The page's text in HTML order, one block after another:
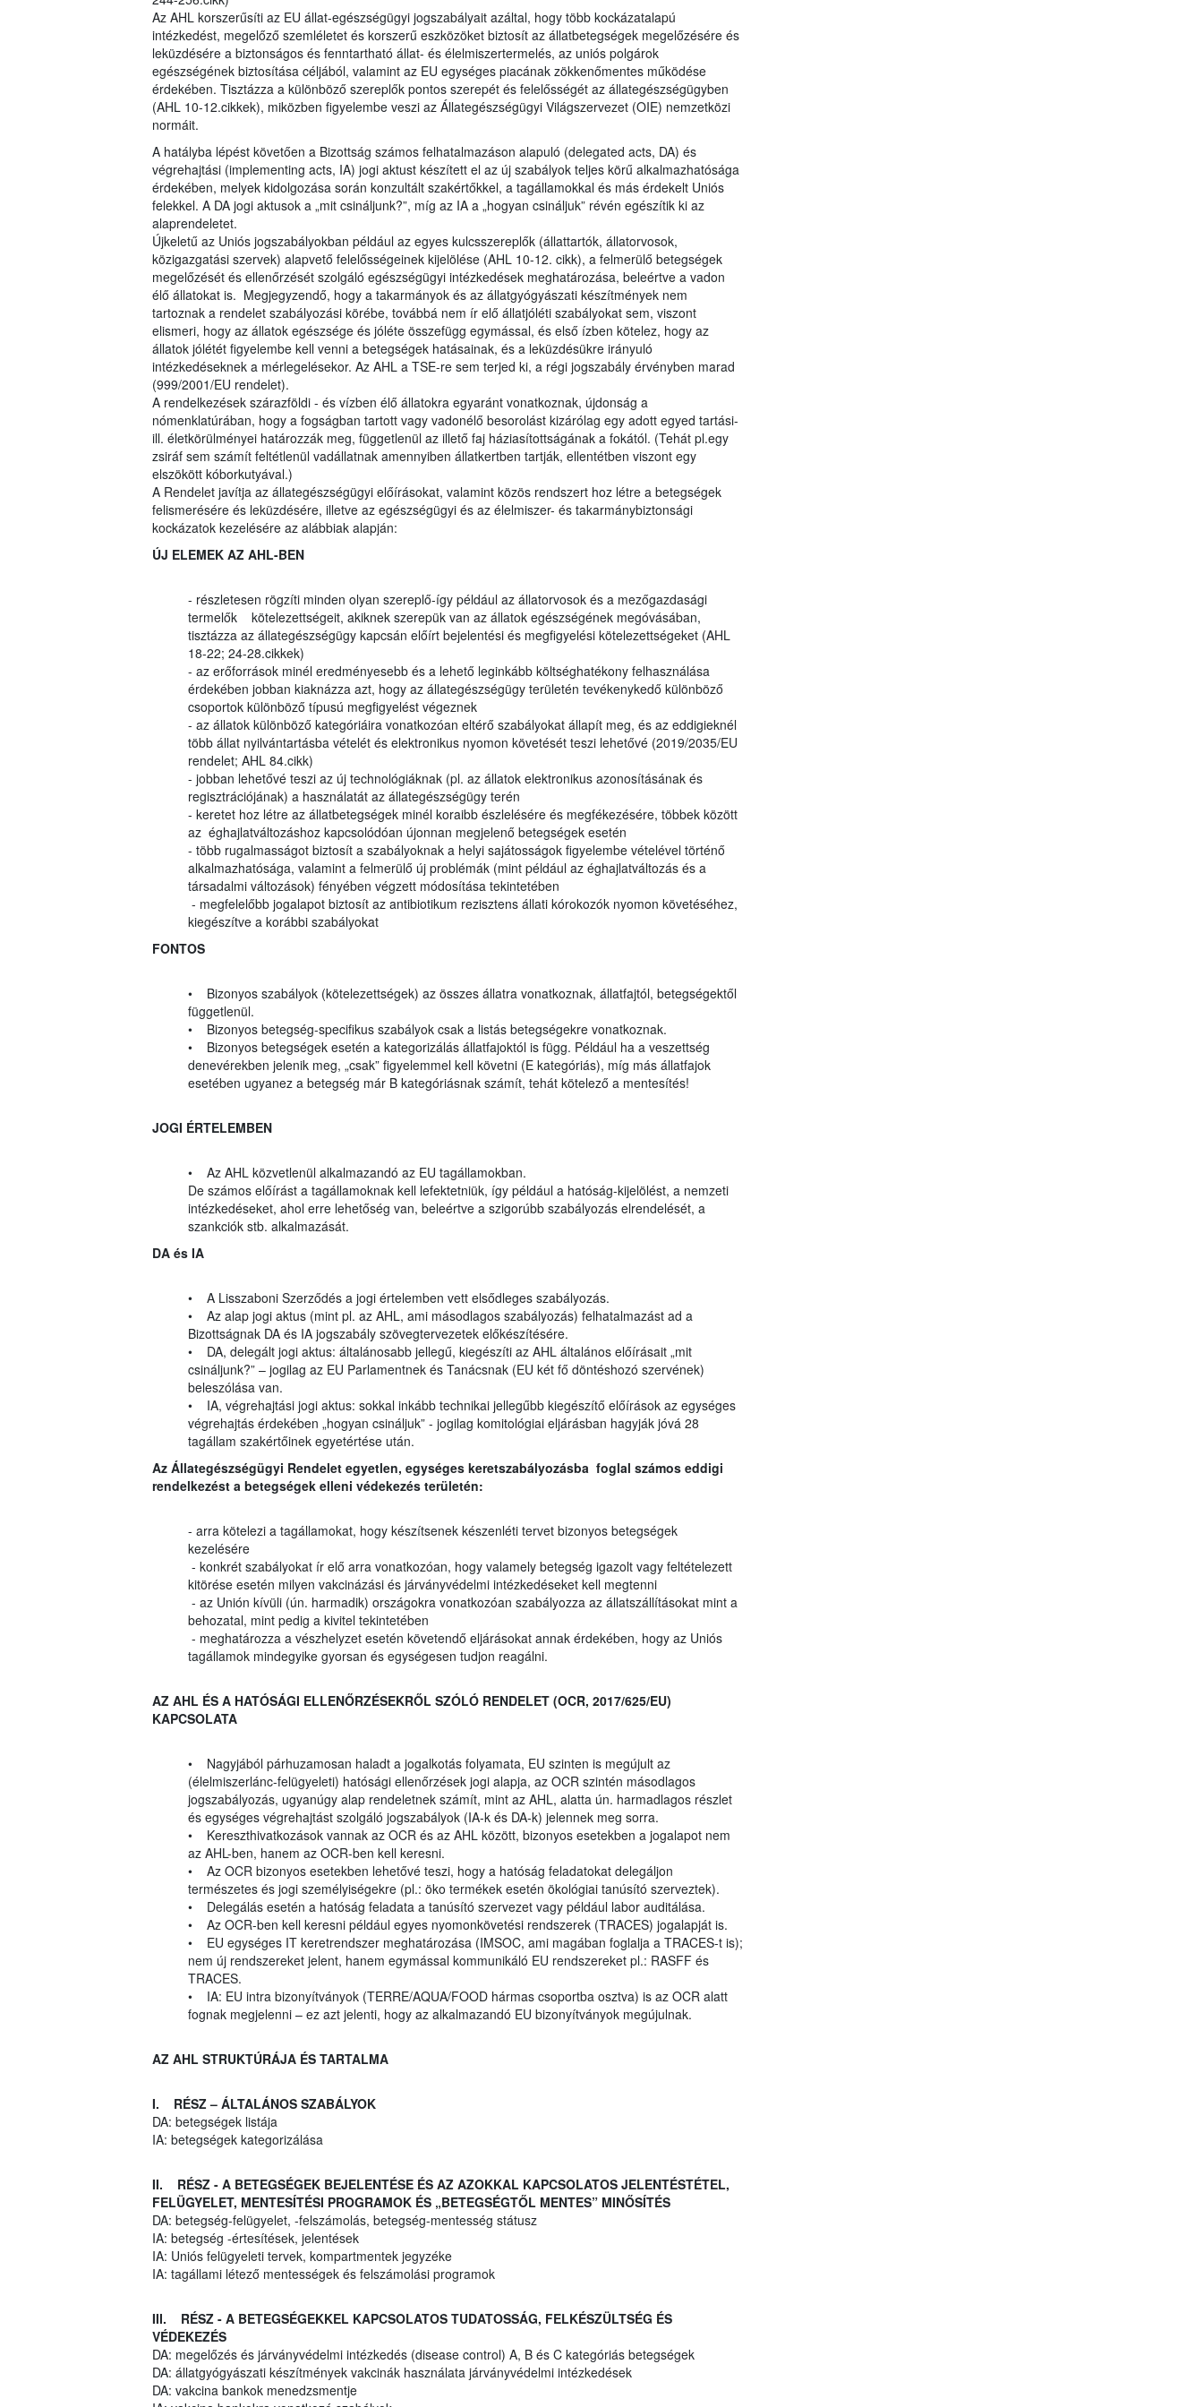
Az AHL korszerűsíti az EU állat-egészségügyi jogszabályait azáltal, hogy több kockázatalapú
intézkedést, megelőző szemléletet és korszerű eszközöket biztosít az állatbetegségek megelőzésére és
leküzdésére a biztonságos és fenntartható állat- és élelmiszertermelés, az uniós polgárok
egészségének biztosítása céljából, valamint az EU egységes piacának zökkenőmentes működése
érdekében. Tisztázza a különböző szereplők pontos szerepét és felelősségét az állategészségügyben
(AHL 10-12.cikkek), miközben figyelembe veszi az Állategészségügyi Világszervezet (OIE) nemzetközi
normáit.
A hatályba lépést követően a Bizottság számos felhatalmazáson alapuló (delegated acts, DA) és
végrehajtási (implementing acts, IA) jogi aktust készített el az új szabályok teljes körű alkalmazhatósága
érdekében, melyek kidolgozása során konzultált szakértőkkel, a tagállamokkal és más érdekelt Uniós
felekkel. A DA jogi aktusok a „mit csináljunk?”, míg az IA a „hogyan csináljuk” révén egészítik ki az
alaprendeletet.
Újkeletű az Uniós jogszabályokban például az egyes kulcsszereplők (állattartók, állatorvosok,
közigazgatási szervek) alapvető felelősségeinek kijelölése (AHL 10-12. cikk), a felmerülő betegségek
megelőzését és ellenőrzését szolgáló egészségügyi intézkedések meghatározása, beleértve a vadon
élő állatokat is. Megjegyzendő, hogy a takarmányok és az állatgyógyászati készítmények nem
tartoznak a rendelet szabályozási körébe, továbbá nem ír elő állatjóléti szabályokat sem, viszont
elismeri, hogy az állatok egészsége és jóléte összefügg egymással, és első ízben kötelez, hogy az
állatok jólétét figyelembe kell venni a betegségek hatásainak, és a leküzdésükre irányuló
intézkedéseknek a mérlegelésekor. Az AHL a TSE-re sem terjed ki, a régi jogszabály érvényben marad
(999/2001/EU rendelet).
A rendelkezések szárazföldi - és vízben élő állatokra egyaránt vonatkoznak, újdonság a
nómenklatúrában, hogy a fogságban tartott vagy vadonélő besorolást kizárólag egy adott egyed tartási-
ill. életkörülményei határozzák meg, függetlenül az illető faj háziasítottságának a fokától. (Tehát pl.egy
zsiráf sem számít feltétlenül vadállatnak amennyiben állatkertben tartják, ellentétben viszont egy
elszökött kóborkutyával.)
A Rendelet javítja az állategészségügyi előírásokat, valamint közös rendszert hoz létre a betegségek
felismerésére és leküzdésére, illetve az egészségügyi és az élelmiszer- és takarmánybiztonsági
kockázatok kezelésére az alábbiak alapján:
ÚJ ELEMEK AZ AHL-BEN
- részletesen rögzíti minden olyan szereplő-így például az állatorvosok és a mezőgazdasági
termelők kötelezettségeit, akiknek szerepük van az állatok egészségének megóvásában,
tisztázza az állategészségügy kapcsán előírt bejelentési és megfigyelési kötelezettségeket (AHL
18-22; 24-28.cikkek)
- az erőforrások minél eredményesebb és a lehető leginkább költséghatékony felhasználása
érdekében jobban kiaknázza azt, hogy az állategészségügy területén tevékenykedő különböző
csoportok különböző típusú megfigyelést végeznek
- az állatok különböző kategóriáira vonatkozóan eltérő szabályokat állapít meg, és az eddigieknél
több állat nyilvántartásba vételét és elektronikus nyomon követését teszi lehetővé (2019/2035/EU
rendelet; AHL 84.cikk)
- jobban lehetővé teszi az új technológiáknak (pl. az állatok elektronikus azonosításának és
regisztrációjának) a használatát az állategészségügy terén
- keretet hoz létre az állatbetegségek minél koraibb észlelésére és megfékezésére, többek között
az éghajlatváltozáshoz kapcsolódóan újonnan megjelenő betegségek esetén
- több rugalmasságot biztosít a szabályoknak a helyi sajátosságok figyelembe vételével történő
alkalmazhatósága, valamint a felmerülő új problémák (mint például az éghajlatváltozás és a
társadalmi változások) fényében végzett módosítása tekintetében
- megfelelőbb jogalapot biztosít az antibiotikum rezisztens állati kórokozók nyomon követéséhez,
kiegészítve a korábbi szabályokat
FONTOS
• Bizonyos szabályok (kötelezettségek) az összes állatra vonatkoznak, állatfajtól, betegségektől
függetlenül.
• Bizonyos betegség-specifikus szabályok csak a listás betegségekre vonatkoznak.
• Bizonyos betegségek esetén a kategorizálás állatfajoktól is függ. Például ha a veszettség
denevérekben jelenik meg, „csak” figyelemmel kell követni (E kategóriás), míg más állatfajok
esetében ugyanez a betegség már B kategóriásnak számít, tehát kötelező a mentesítés!
JOGI ÉRTELEMBEN
• Az AHL közvetlenül alkalmazandó az EU tagállamokban.
De számos előírást a tagállamoknak kell lefektetniük, így például a hatóság-kijelölést, a nemzeti
intézkedéseket, ahol erre lehetőség van, beleértve a szigorúbb szabályozás elrendelését, a
szankciók stb. alkalmazását.
DA és IA
• A Lisszaboni Szerződés a jogi értelemben vett elsődleges szabályozás.
• Az alap jogi aktus (mint pl. az AHL, ami másodlagos szabályozás) felhatalmazást ad a
Bizottságnak DA és IA jogszabály szövegtervezetek előkészítésére.
• DA, delegált jogi aktus: általánosabb jellegű, kiegészíti az AHL általános előírásait „mit
csináljunk?” – jogilag az EU Parlamentnek és Tanácsnak (EU két fő döntéshozó szervének)
beleszólása van.
• IA, végrehajtási jogi aktus: sokkal inkább technikai jellegűbb kiegészítő előírások az egységes
végrehajtás érdekében „hogyan csináljuk” - jogilag komitológiai eljárásban hagyják jóvá 28
tagállam szakértőinek egyetértése után.
Az Állategészségügyi Rendelet egyetlen, egységes keretszabályozásba foglal számos eddigi
rendelkezést a betegségek elleni védekezés területén:
- arra kötelezi a tagállamokat, hogy készítsenek készenléti tervet bizonyos betegségek
kezelésére
- konkrét szabályokat ír elő arra vonatkozóan, hogy valamely betegség igazolt vagy feltételezett
kitörése esetén milyen vakcinázási és járványvédelmi intézkedéseket kell megtenni
- az Unión kívüli (ún. harmadik) országokra vonatkozóan szabályozza az állatszállításokat mint a
behozatal, mint pedig a kivitel tekintetében
- meghatározza a vészhelyzet esetén követendő eljárásokat annak érdekében, hogy az Uniós
tagállamok mindegyike gyorsan és egységesen tudjon reagálni.
AZ AHL ÉS A HATÓSÁGI ELLENŐRZÉSEKRŐL SZÓLÓ RENDELET (OCR, 2017/625/EU)
KAPCSOLATA
• Nagyjából párhuzamosan haladt a jogalkotás folyamata, EU szinten is megújult az
(élelmiszerlánc-felügyeleti) hatósági ellenőrzések jogi alapja, az OCR szintén másodlagos
jogszabályozás, ugyanúgy alap rendeletnek számít, mint az AHL, alatta ún. harmadlagos részlet
és egységes végrehajtást szolgáló jogszabályok (IA-k és DA-k) jelennek meg sorra.
• Kereszthivatkozások vannak az OCR és az AHL között, bizonyos esetekben a jogalapot nem
az AHL-ben, hanem az OCR-ben kell keresni.
• Az OCR bizonyos esetekben lehetővé teszi, hogy a hatóság feladatokat delegáljon
természetes és jogi személyiségekre (pl.: öko termékek esetén ökológiai tanúsító szerveztek).
• Delegálás esetén a hatóság feladata a tanúsító szervezet vagy például labor auditálása.
• Az OCR-ben kell keresni például egyes nyomonkövetési rendszerek (TRACES) jogalapját is.
• EU egységes IT keretrendszer meghatározása (IMSOC, ami magában foglalja a TRACES-t is);
nem új rendszereket jelent, hanem egymással kommunikáló EU rendszereket pl.: RASFF és
TRACES.
• IA: EU intra bizonyítványok (TERRE/AQUA/FOOD hármas csoportba osztva) is az OCR alatt
fognak megjelenni – ez azt jelenti, hogy az alkalmazandó EU bizonyítványok megújulnak.
AZ AHL STRUKTÚRÁJA ÉS TARTALMA
I. RÉSZ – ÁLTALÁNOS SZABÁLYOK
DA: betegségek listája
IA: betegségek kategorizálása
II. RÉSZ - A BETEGSÉGEK BEJELENTÉSE ÉS AZ AZOKKAL KAPCSOLATOS JELENTÉSTÉTEL,
FELÜGYELET, MENTESÍTÉSI PROGRAMOK ÉS „BETEGSÉGTŐL MENTES” MINŐSÍTÉS
DA: betegség-felügyelet, -felszámolás, betegség-mentesség státusz
IA: betegség -értesítések, jelentések
IA: Uniós felügyeleti tervek, kompartmentek jegyzéke
IA: tagállami létező mentességek és felszámolási programok
III. RÉSZ - A BETEGSÉGEKKEL KAPCSOLATOS TUDATOSSÁG, FELKÉSZÜLTSÉG ÉS
VÉDEKEZÉS
DA: megelőzés és járványvédelmi intézkedés (disease control) A, B és C kategóriás betegségek
DA: állatgyógyászati készítmények vakcinák használata járványvédelmi intézkedések
DA: vakcina bankok menedzsmentje